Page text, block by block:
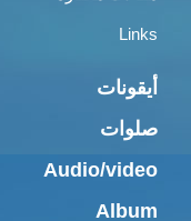
Links
أيقونات
صلوات
Audio/video
Album